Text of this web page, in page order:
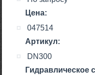
Цена:
Артикул:
047514
Гидравлическое
DN300